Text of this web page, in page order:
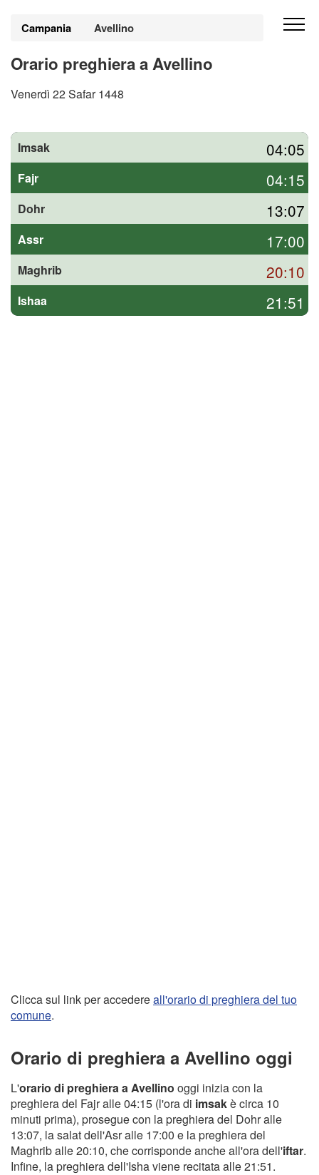
Campania Avellino
Orario preghiera a Avellino
Venerdì 22 Safar 1448
Imsak 04:05
Fajr 04:15
Dohr 13:07
Assr 17:00
Maghrib 20:10
Ishaa 21:51
Clicca sul link per accedereall'orario di preghiera del tuo
comune.
Orario di preghiera a Avellino oggi
L'orario di preghiera a Avellino oggi inizia con la
preghiera del Fajr alle 04:15 (l'ora di imsakè circa 10
minuti prima), prosegue con la preghiera del Dohr alle
13:07, la salat dell'Asr alle 17:00 e la preghiera del
Maghrib alle 20:10, che corrisponde anche all'ora dell'iftar.
Infine, la preghiera dell'Isha viene recitata alle 21:51.